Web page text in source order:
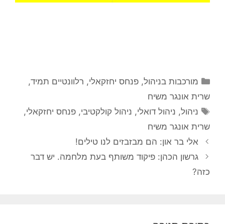
קטגוריות
מורכבות בניהול,פנחס יחזקאלי, רלוונטיים תמיד,
שרית אונגר משיח
תגיות
ניהול, ניהול דואלי, ניהול קולקטיבי,פנחס יחזקאלי,
שרית אונגר משיח
אלי בר און: הם מבזבזים לנו טילים!
גרשון הכהן: פיקוד משותף בעת מלחמה. יש דבר
כזה?